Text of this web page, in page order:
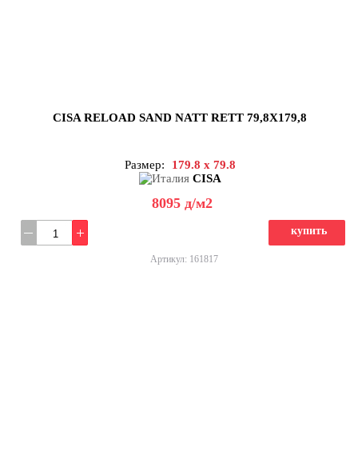
CISA RELOAD SAND NATT RETT 79,8X179,8
Размер:
179.8 x 79.8
CISA
8095 д/м2
купить
Артикул: 161817